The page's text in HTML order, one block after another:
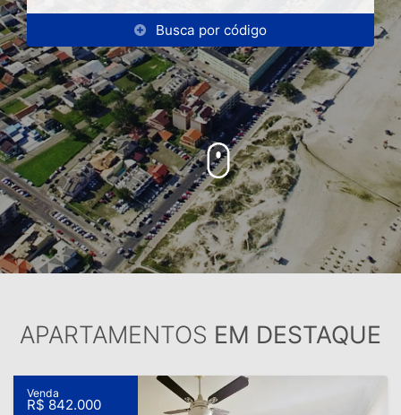
Busca por código
APARTAMENTOS EM DESTAQUE
Venda
R$ 842.000